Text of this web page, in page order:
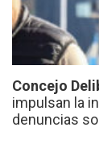
Concejo
impulsan la
denuncias